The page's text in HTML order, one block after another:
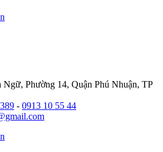
Phường 14, Quận Phú Nhuận, TP
- 0913 10 55 44